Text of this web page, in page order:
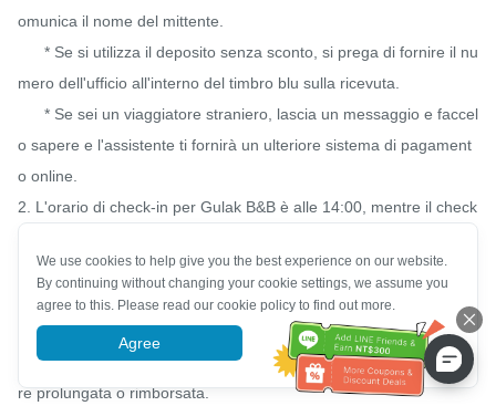
omunica il nome del mittente.
mero dell'ufficio all'interno del timbro blu sulla ricevuta.
o sapere e l'assistente ti fornirà un ulteriore sistema di pagament
o online.
2. L'orario di check-in per Gulak B&B è alle 14:00, mentre il check
comporterà un costo aggiuntivo di 500 yuan ogni 30 minuti.
3. Se la barca viene sospesa a causa del maltempo il giorno del s
oggiorno, puoi ricevere un rimborso completo o trattenerla per sei
mesi. Se la barca naviga normalmente quel giorno, non può esse
re prolungata o rimborsata.
We use cookies to help give you the best experience on our website.
By continuing without changing your cookie settings, we assume you
agree to this. Please read our cookie policy to find out more.
Agree More information